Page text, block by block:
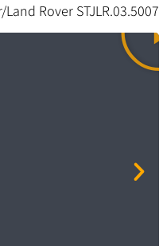
Land Rover STJLR.03.5007